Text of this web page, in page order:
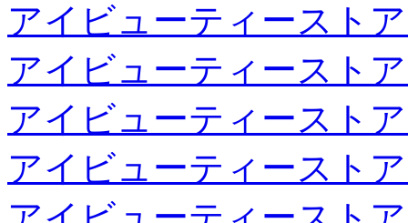
アイビューティースト
アイビューティースト
アイビューティースト
アイビューティースト